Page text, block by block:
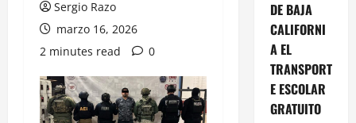
Sergio Razo
marzo 16, 2026
2 minutes read
0
DE BAJA
CALIFORNI
A EL
TRANSPORT
E ESCOLAR
GRATUITO